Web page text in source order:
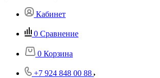
Кабинет
0 Сравнение
0 Корзина
+7 924 848 00 88